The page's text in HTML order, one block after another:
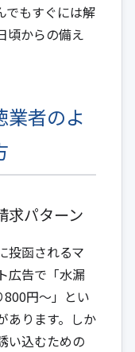
でもすぐには解
頃からの備え
業者のよ
求パターン
投函されるマ
広告で「水漏
円〜」とい
あります。しか
い込むための